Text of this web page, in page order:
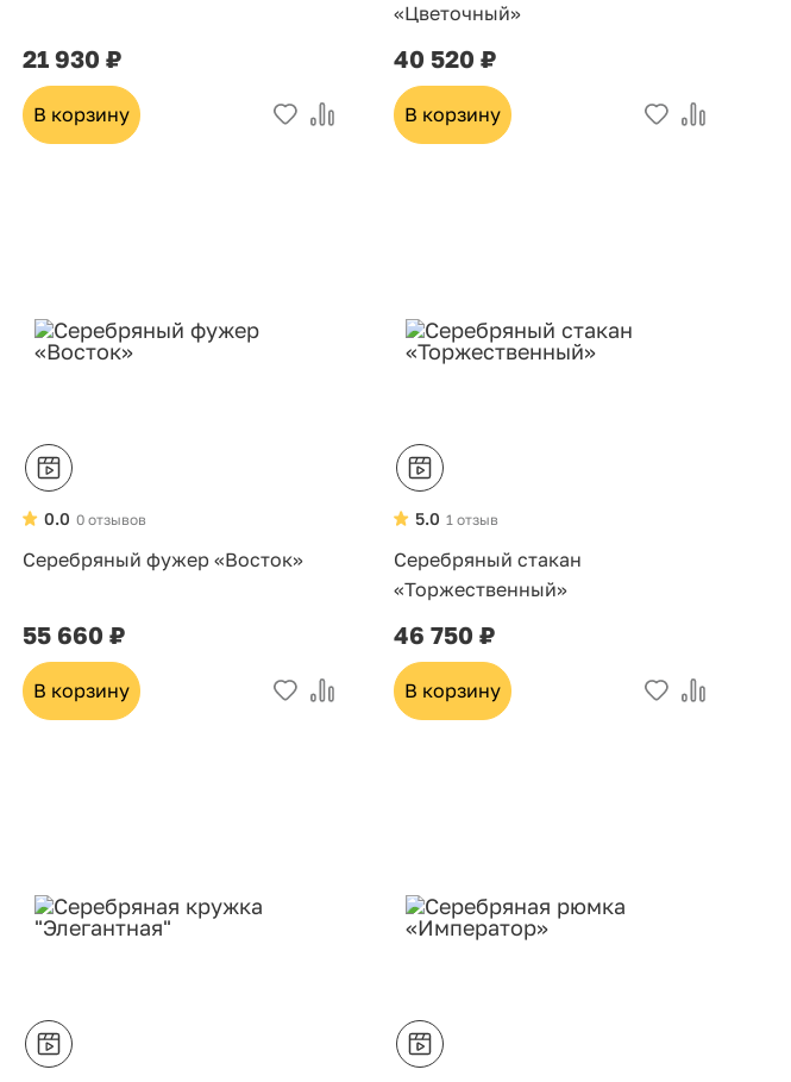
21 930 ₽
В корзину
«Цветочный»
40 520 ₽
В корзину
0 отзывов
0.0
Серебряный фужер «Восток»
55 660 ₽
В корзину
1 отзыв
5.0
Серебряный стакан
«Торжественный»
46 750 ₽
В корзину